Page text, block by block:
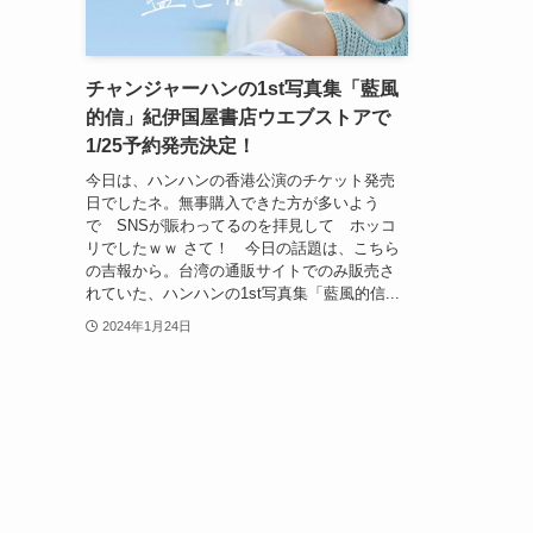
チャンジャーハンの1st写真集「藍風
的信」紀伊国屋書店ウエブストアで
1/25予約発売決定！
今日は、ハンハンの香港公演のチケット発売
日でしたネ。無事購入できた方が多いよう
で SNSが賑わってるのを拝見して ホッコ
リでしたｗｗ さて！ 今日の話題は、こちら
の吉報から。台湾の通販サイトでのみ販売さ
れていた、ハンハンの1st写真集「藍風的信...
2024年1月24日